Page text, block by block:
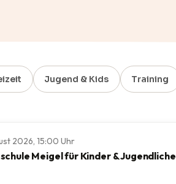
Jugend & Kids Training
2026, 15:00 Uhr
Meigel für Kinder & Jugendliche